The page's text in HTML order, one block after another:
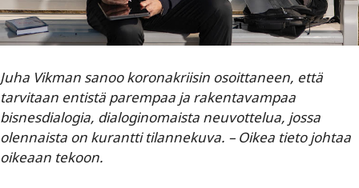
Juha Vikman sanoo koronakriisin osoittaneen, että
tarvitaan entistä parempaa ja rakentavampaa
bisnesdialogia, dialoginomaista neuvottelua, jossa
olennaista on kurantti tilannekuva. – Oikea tieto johtaa
oikeaan tekoon.